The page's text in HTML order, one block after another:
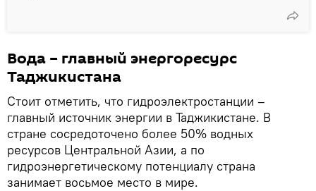
Вода – главный энергоресурс
Таджикистана
Стоит отметить, что гидроэлектростанции –
главный источник энергии в Таджикистане. В
стране сосредоточено более 50% водных
ресурсов Центральной Азии, а по
гидроэнергетическому потенциалу страна
занимает восьмое место в мире.